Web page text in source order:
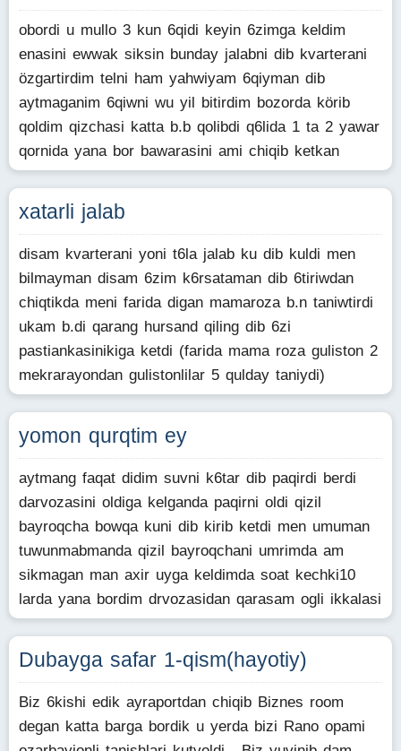
obordi u mullo 3 kun 6qidi keyin 6zimga keldim
enasini ewwak siksin bunday jalabni dib kvarterani
özgartirdim telni ham yahwiyam 6qiyman dib
aytmaganim 6qiwni wu yil bitirdim bozorda körib
qoldim qizchasi katta b.b qolibdi q6lida 1 ta 2 yawar
qornida yana bor bawarasini ami chiqib ketkan
xatarli jalab
disam kvarterani yoni t6la jalab ku dib kuldi men
bilmayman disam 6zim k6rsataman dib 6tiriwdan
chiqtikda meni farida digan mamaroza b.n taniwtirdi
ukam b.di qarang hursand qiling dib 6zi
pastiankasinikiga ketdi (farida mama roza guliston 2
mekrarayondan gulistonlilar 5 qulday taniydi)
yomon qurqtim ey
aytmang faqat didim suvni k6tar dib paqirdi berdi
darvozasini oldiga kelganda paqirni oldi qizil
bayroqcha bowqa kuni dib kirib ketdi men umuman
tuwunmabmanda qizil bayroqchani umrimda am
sikmagan man axir uyga keldimda soat kechki10
larda yana bordim drvozasidan qarasam ogli ikkalasi
Dubayga safar 1-qism(hayotiy)
Biz 6kishi edik ayraportdan chiqib Biznes room
degan katta barga bordik u yerda bizi Rano opami